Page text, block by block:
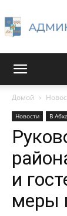
Домой
Новости В
и
меры